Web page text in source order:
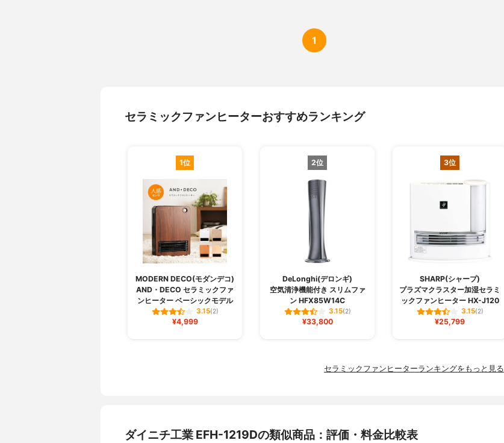
1
セラミックファンヒーターおすすめランキング
1位
MODERN DECO(モダンデコ)
AND・DECO セラミックファ
ンヒーター ベーシックモデル
3.15(2)
¥4,999
2位
DeLonghi(デロンギ)
空気清浄機能付き スリムファ
ン HFX85W14C
3.15(2)
¥33,800
3位
SHARP(シャープ)
プラズマクラスター加湿セラミ
ックファンヒーター HX-J120
3.15(2)
¥25,799
セラミックファンヒーターランキングをもっと見る
ダイニチ工業 EFH-1219Dの類似商品：評価・料金比較表